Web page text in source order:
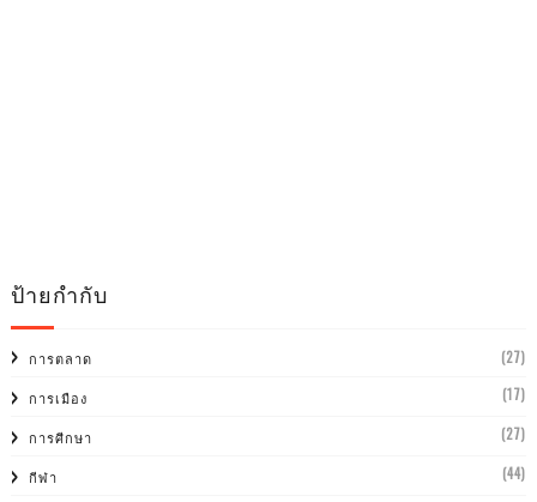
ป้ายกำกับ
การตลาด (27)
การเมือง (17)
การศีกษา (27)
กีฬา (44)